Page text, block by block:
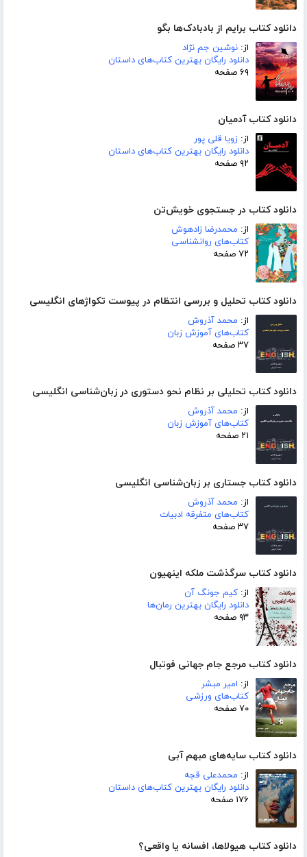
دانلود کتاب برایم از بادبادک‌ها بگو
از: نوشین جم نژاد
دانلود رایگان بهترین کتاب‌های داستان
۶۹ صفحه
دانلود کتاب آدمیان
از: زویا قلی پور
دانلود رایگان بهترین کتاب‌های داستان
۹۲ صفحه
دانلود کتاب در جستجوی خویش‌تن
از: محمدرضا زادهوش
کتاب‌های روانشناسی
۷۲ صفحه
دانلود کتاب تحلیل و بررسی انتظام در پیوست تکواژهای انگلیسی
از: محمد آذروش
کتاب‌های آموزش زبان
۳۷ صفحه
دانلود کتاب تحلیلی بر نظام نحو دستوری در زبان‌شناسی انگلیسی
از: محمد آذروش
کتاب‌های آموزش زبان
۲۱ صفحه
دانلود کتاب جستاری بر زبان‌شناسی انگلیسی
از: محمد آذروش
کتاب‌های متفرقه ادبیات
۳۷ صفحه
دانلود کتاب سرگذشت ملکه اینهیون
از: کیم جونگ آن
دانلود رایگان بهترین رمان‌ها
۹۳ صفحه
دانلود کتاب مرجع جام جهانی فوتبال
از: امیر مبشر
کتاب‌های ورزشی
۷۰ صفحه
دانلود کتاب سایه‌های مبهم آبی
از: محمدعلی قجه
دانلود رایگان بهترین کتاب‌های داستان
۱۷۶ صفحه
دانلود کتاب هیولاها، افسانه یا واقعی؟